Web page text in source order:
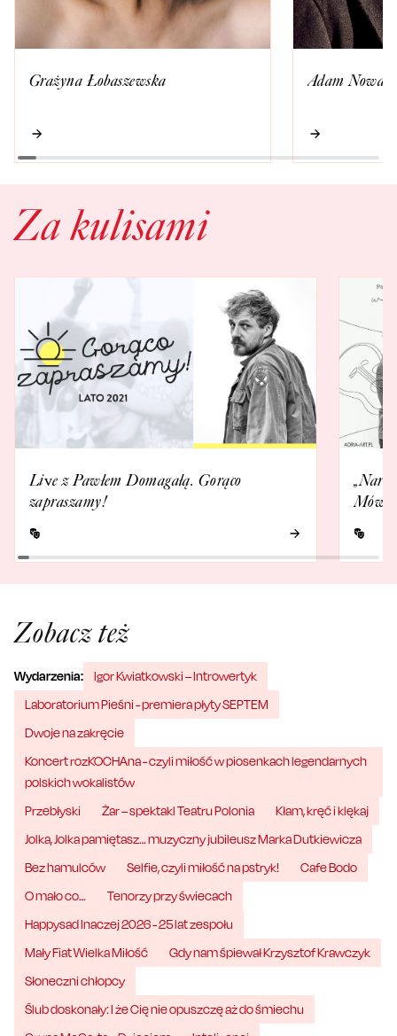
Grażyna Łobaszewska Adam Nowak
Za kulisami
Live z Pawłem Domagałą. Gorąco
zapraszamy!
Mówi
Zobacz też
Wydarzenia:
Igor Kwiatkowski – Introwertyk
Laboratorium Pieśni - premiera płyty SEPTEM
Dwoje na zakręcie
Koncert rozKOCHAna - czyli miłość w piosenkach legendarnych
polskich wokalistów
Przebłyski
Żar – spektakl Teatru Polonia
Kłam, kręć i klękaj
Jolka, Jolka pamiętasz… muzyczny jubileusz Marka Dutkiewicza
Bez hamulców
Selfie, czyli miłość na pstryk!
Cafe Bodo
O mało co…
Tenorzy przy świecach
Happysad Inaczej 2026 - 25 lat zespołu
Mały Fiat Wielka Miłość
Gdy nam śpiewał Krzysztof Krawczyk
Słoneczni chłopcy
Ślub doskonały: I że Cię nie opuszczę aż do śmiechu